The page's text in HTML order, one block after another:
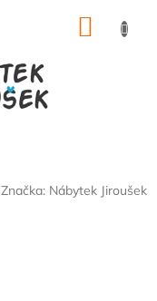
Značka: Nábytek Jiroušek